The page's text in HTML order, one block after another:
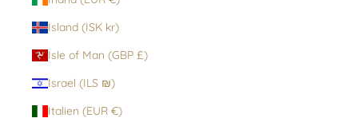
Island (ISK kr)
Isle of Man (GBP £)
Israel (ILS ₪)
Italien (EUR €)